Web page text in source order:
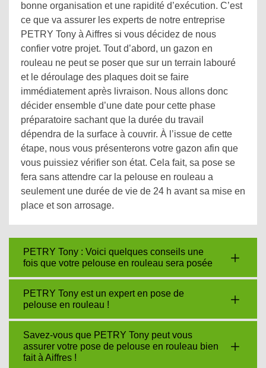
bonne organisation et une rapidité d’exécution. C’est
ce que va assurer les experts de notre entreprise
PETRY Tony à Aiffres si vous décidez de nous
confier votre projet. Tout d’abord, un gazon en
rouleau ne peut se poser que sur un terrain labouré
et le déroulage des plaques doit se faire
immédiatement après livraison. Nous allons donc
décider ensemble d’une date pour cette phase
préparatoire sachant que la durée du travail
dépendra de la surface à couvrir. À l’issue de cette
étape, nous vous présenterons votre gazon afin que
vous puissiez vérifier son état. Cela fait, sa pose se
fera sans attendre car la pelouse en rouleau a
seulement une durée de vie de 24 h avant sa mise en
place et son arrosage.
PETRY Tony : Voici quelques conseils une
fois que votre pelouse en rouleau sera posée
PETRY Tony est un expert en pose de
pelouse en rouleau !
Savez-vous que PETRY Tony peut vous
assurer votre pose de pelouse en rouleau bien
fait à Aiffres !